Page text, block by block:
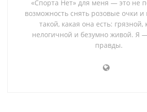
«Спорта Нет» для меня — это не
возможность снять розовые очки и
такой, какая она есть: грязной,
нелогичной и безумно живой. Я
правды.